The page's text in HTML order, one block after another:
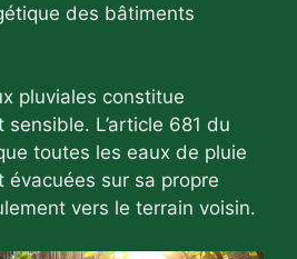
des bâtiments
pluviales constitue
L’article 681 du
toutes les eaux de pluie
évacuées sur sa propre
vers le terrain voisin.